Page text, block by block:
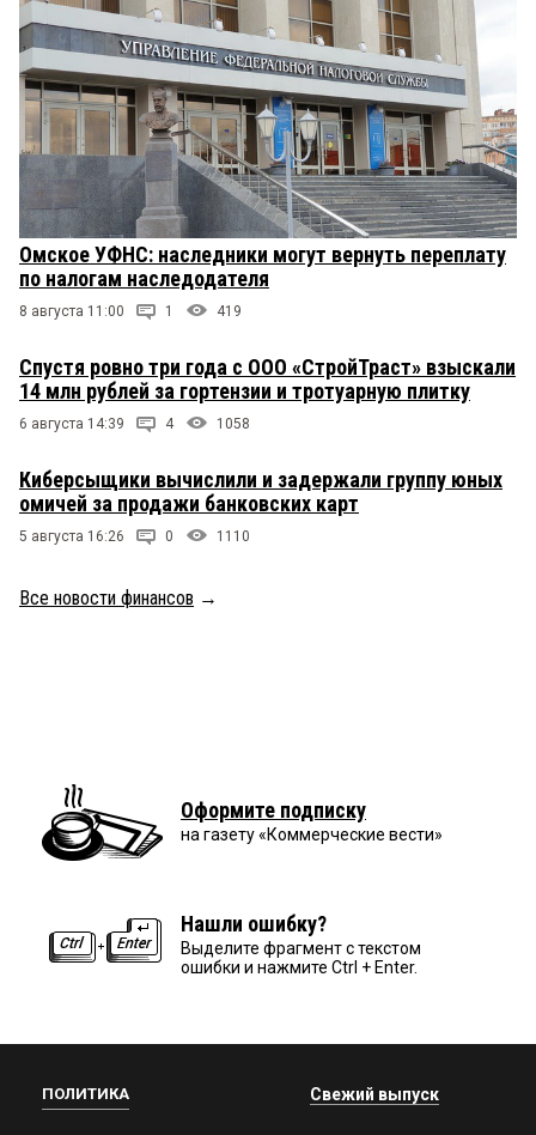
Омское УФНС: наследники могут вернуть переплату
по налогам наследодателя
8 августа 11:00 1 419
Спустя ровно три года с ООО «СтройТраст» взыскали
14 млн рублей за гортензии и тротуарную плитку
6 августа 14:39 4 1058
Киберсыщики вычислили и задержали группу юных
омичей за продажи банковских карт
5 августа 16:26 0 1110
Все новости финансов →
Оформите подписку
на газету «Коммерческие вести»
Нашли ошибку?
Выделите фрагмент с текстом
ошибки и нажмите Ctrl + Enter.
ПОЛИТИКА Свежий выпуск